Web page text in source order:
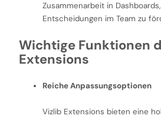
Zusammenarbeit in
Entscheidungen im Team zu
Wichtige Funktionen
Extensions
Reiche Anpassungsoptionen
Vizlib Extensions bieten eine